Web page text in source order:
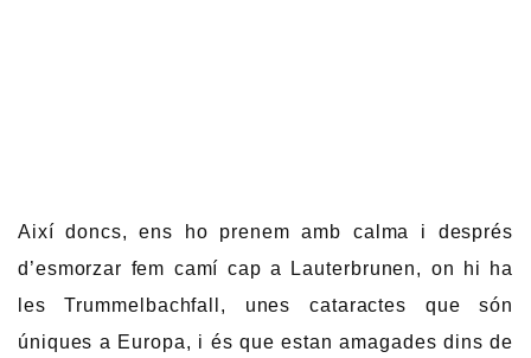
Així doncs, ens ho prenem amb calma i després
d’esmorzar fem camí cap a Lauterbrunen, on hi ha
les Trummelbachfall, unes cataractes que són
úniques a Europa, i és que estan amagades dins de